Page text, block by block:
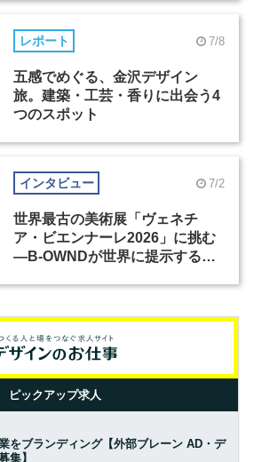
レポート 7/8
五感でめぐる、金沢デザイン
旅。建築・工芸・香りに出会う4
つのスポット
インタビュー 7/2
世界最古の美術展「ヴェネチ
ア・ビエンナーレ2026」に挑む
―B-OWNDが世界に提示する美
ピックアップ求人
をブランディング【外部ブレーン AD・デ
集】